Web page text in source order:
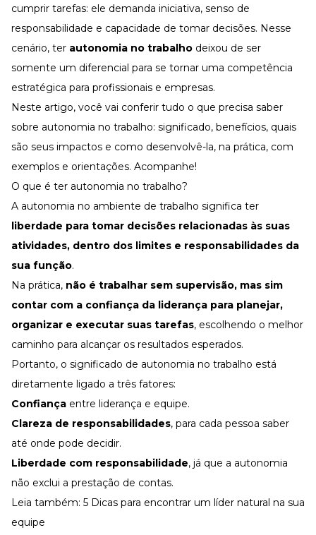
Treinamento de Produto
Desenvolva a sua equipe
Materiais Gratuitos
Materiais Gratuitos
Todos os Materiais Gratuitos
E-book
Aprofunde seu conhecimento
Para agilizar o seu trabalho
Infográfico
Conteúdo prático e rápido
Kits
Materiais centralizados
Newsletters
cumprir tarefas: ele demanda iniciativa, senso de
responsabilidade e capacidade de tomar decisões. Nesse
cenário, ter autonomia no trabalho deixou de ser
somente um diferencial para se tornar uma competência
estratégica para profissionais e empresas.
Neste artigo, você vai conferir tudo o que precisa saber
sobre autonomia no trabalho: significado, benefícios, quais
são seus impactos e como desenvolvê-la, na prática, com
exemplos e orientações. Acompanhe!
O que é ter autonomia no trabalho?
A autonomia no ambiente de trabalho significa ter
liberdade para tomar decisões relacionadas às suas
atividades, dentro dos limites e responsabilidades da
sua função.
Na prática, não é trabalhar sem supervisão, mas sim
contar com a confiança da liderança para planejar,
organizar e executar suas tarefas, escolhendo o melhor
caminho para alcançar os resultados esperados.
Portanto, o significado de autonomia no trabalho está
diretamente ligado a três fatores:
Confiança entre liderança e equipe.
Clareza de responsabilidades, para cada pessoa saber
até onde pode decidir.
Liberdade com responsabilidade, já que a autonomia
não exclui a prestação de contas.
Leia também: 5 Dicas para encontrar um líder natural na sua
equipe